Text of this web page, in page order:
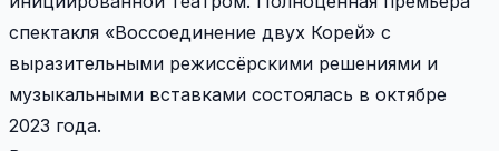
спектакля «Воссоединение двух Корей» с
выразительными режиссёрскими решениями и
музыкальными вставками состоялась в октябре
2023 года.